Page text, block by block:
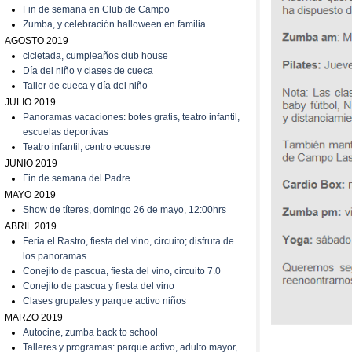
Fin de semana en Club de Campo
Zumba, y celebración halloween en familia
AGOSTO 2019
cicletada, cumpleaños club house
Día del niño y clases de cueca
Taller de cueca y día del niño
JULIO 2019
Panoramas vacaciones: botes gratis, teatro infantil,
escuelas deportivas
Teatro infantil, centro ecuestre
JUNIO 2019
Fin de semana del Padre
MAYO 2019
Show de títeres, domingo 26 de mayo, 12:00hrs
ABRIL 2019
Feria el Rastro, fiesta del vino, circuito; disfruta de
los panoramas
Conejito de pascua, fiesta del vino, circuito 7.0
Conejito de pascua y fiesta del vino
C lases grupales y parque activo niños
MARZO 2019
Autocine, zumba back to school
Talleres y programas: parque activo, adulto mayor,